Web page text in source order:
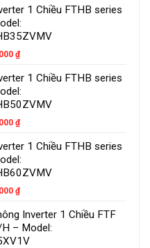
1 Chiều FTHB series
₫
1 Chiều FTHB series
₫
1 Chiều FTHB series
₫
Inverter 1 Chiều FTF
– Model: